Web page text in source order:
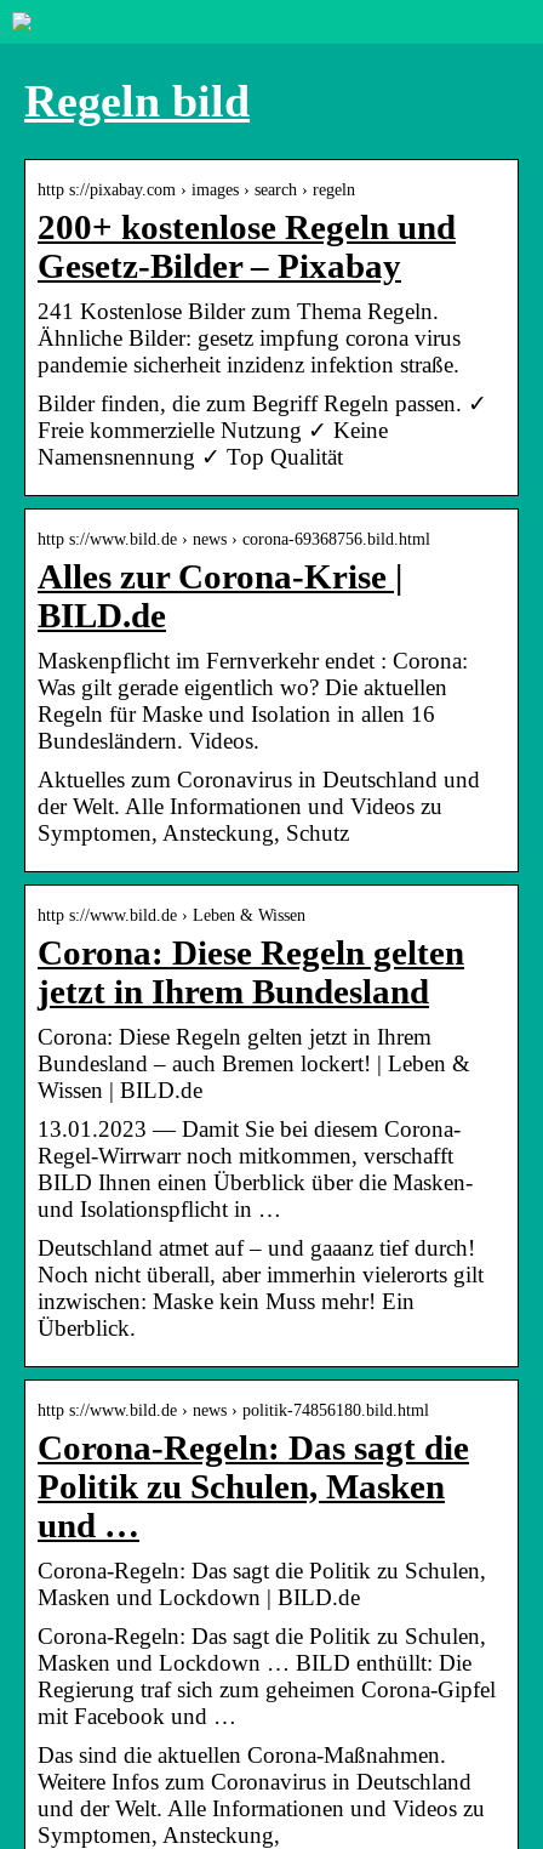
Regeln bild
http s://pixabay.com › images › search › regeln
200+ kostenlose Regeln und
Gesetz-Bilder – Pixabay
241 Kostenlose Bilder zum Thema Regeln.
Ähnliche Bilder: gesetz impfung corona virus
pandemie sicherheit inzidenz infektion straße.
Bilder finden, die zum Begriff Regeln passen. ✓
Freie kommerzielle Nutzung ✓ Keine
Namensnennung ✓ Top Qualität
http s://www.bild.de › news › corona-69368756.bild.html
Alles zur Corona-Krise |
BILD.de
Maskenpflicht im Fernverkehr endet : Corona:
Was gilt gerade eigentlich wo? Die aktuellen
Regeln für Maske und Isolation in allen 16
Bundesländern. Videos.
Aktuelles zum Coronavirus in Deutschland und
der Welt. Alle Informationen und Videos zu
Symptomen, Ansteckung, Schutz
http s://www.bild.de › Leben & Wissen
Corona: Diese Regeln gelten
jetzt in Ihrem Bundesland
Corona: Diese Regeln gelten jetzt in Ihrem
Bundesland – auch Bremen lockert! | Leben &
Wissen | BILD.de
13.01.2023 — Damit Sie bei diesem Corona-
Regel-Wirrwarr noch mitkommen, verschafft
BILD Ihnen einen Überblick über die Masken-
und Isolationspflicht in …
Deutschland atmet auf – und gaaanz tief durch!
Noch nicht überall, aber immerhin vielerorts gilt
inzwischen: Maske kein Muss mehr! Ein
Überblick.
http s://www.bild.de › news › politik-74856180.bild.html
Corona-Regeln: Das sagt die
Politik zu Schulen, Masken
und …
Corona-Regeln: Das sagt die Politik zu Schulen,
Masken und Lockdown | BILD.de
Corona-Regeln: Das sagt die Politik zu Schulen,
Masken und Lockdown … BILD enthüllt: Die
Regierung traf sich zum geheimen Corona-Gipfel
mit Facebook und …
Das sind die aktuellen Corona-Maßnahmen.
Weitere Infos zum Coronavirus in Deutschland
und der Welt. Alle Informationen und Videos zu
Symptomen, Ansteckung,